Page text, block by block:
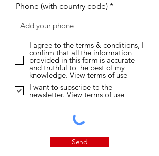
Phone (with country code)
I agree to the terms & conditions, I
confirm that all the information
provided in this form is accurate
and truthful to the best of my
knowledge. View terms of use
I want to subscribe to the
newsletter. View terms of use
Send